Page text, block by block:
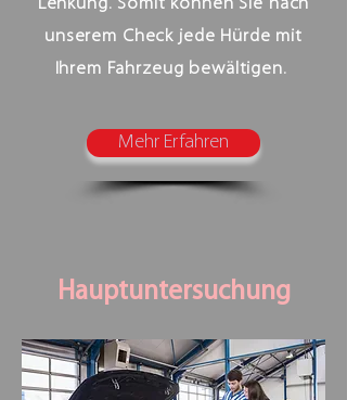
Lenkung. Somit können Sie nach
unserem Check jede Hürde mit
Ihrem Fahrzeug bewältigen.
Mehr Erfahren
Hauptuntersuchung